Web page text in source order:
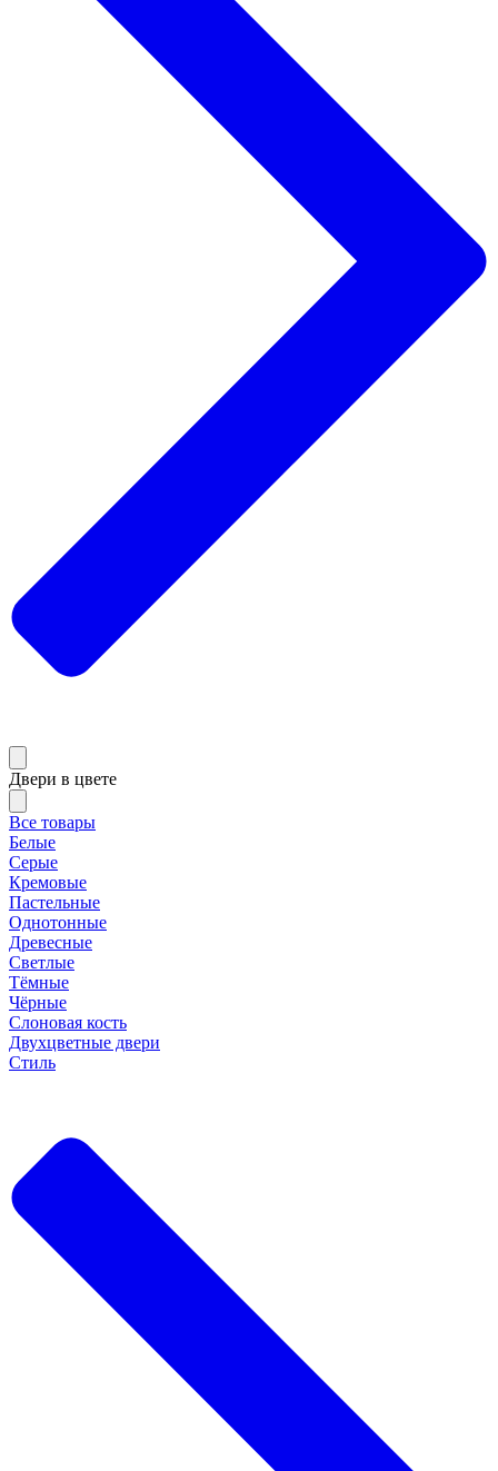
Двери в цвете
Все товары
Белые
Серые
Кремовые
Пастельные
Однотонные
Древесные
Светлые
Тёмные
Чёрные
Слоновая кость
Двухцветные двери
Стиль